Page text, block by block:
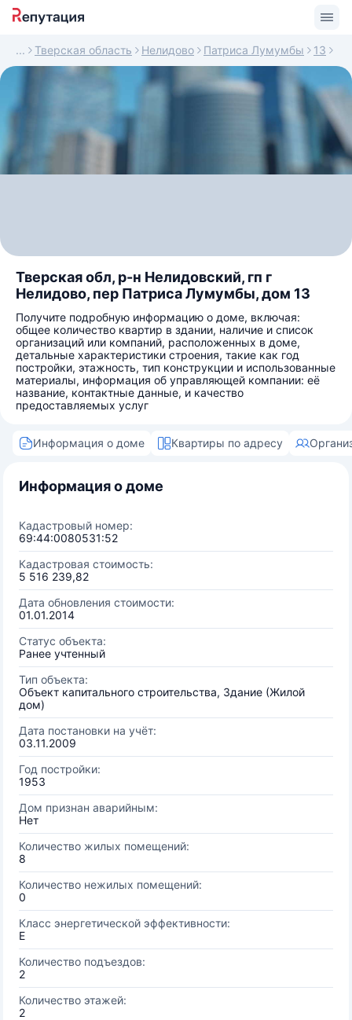
Тверская область Нелидово Патриса Лумумбы 13
Тверская обл, р-н Нелидовский, гп г
Нелидово, пер Патриса Лумумбы, дом 13
Получите подробную информацию о доме, включая:
общее количество квартир в здании, наличие и список
организаций или компаний, расположенных в доме,
детальные характеристики строения, такие как год
постройки, этажность, тип конструкции и использованные
материалы, информация об управляющей компании: её
название, контактные данные, и качество
предоставляемых услуг
Информация о доме Квартиры по адресу
Информация о доме
Кадастровый номер:
69:44:0080531:52
Кадастровая стоимость:
5 516 239,82
Дата обновления стоимости:
01.01.2014
Статус объекта:
Ранее учтенный
Тип объекта:
Объект капитального строительства, Здание (Жилой
дом)
Дата постановки на учёт:
03.11.2009
Год постройки:
1953
Дом признан аварийным:
Нет
Количество жилых помещений:
8
Количество нежилых помещений:
0
Класс энергетической эффективности:
E
Количество подъездов:
2
Количество этажей:
2